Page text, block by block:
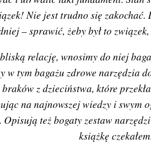
Nie jest trudno się
– sprawić, żeby był to
relację, wnosimy do niej
w tym bagażu zdrowe narzędzia
z dzieciństwa, które
na najnowszej wiedzy i swym
też bogaty zestaw
książkę